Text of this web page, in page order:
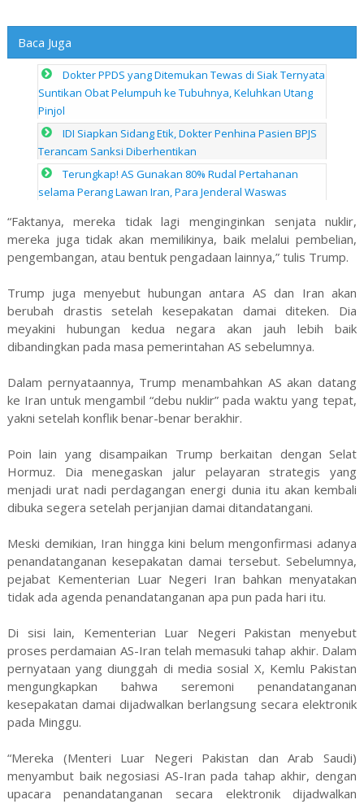
Baca Juga
Dokter PPDS yang Ditemukan Tewas di Siak Ternyata
Suntikan Obat Pelumpuh ke Tubuhnya, Keluhkan Utang
Pinjol
IDI Siapkan Sidang Etik, Dokter Penhina Pasien BPJS
Terancam Sanksi Diberhentikan
Terungkap! AS Gunakan 80% Rudal Pertahanan
selama Perang Lawan Iran, Para Jenderal Waswas
“Faktanya, mereka tidak lagi menginginkan senjata nuklir,
mereka juga tidak akan memilikinya, baik melalui pembelian,
pengembangan, atau bentuk pengadaan lainnya,” tulis Trump.
Trump juga menyebut hubungan antara AS dan Iran akan
berubah drastis setelah kesepakatan damai diteken. Dia
meyakini hubungan kedua negara akan jauh lebih baik
dibandingkan pada masa pemerintahan AS sebelumnya.
Dalam pernyataannya, Trump menambahkan AS akan datang
ke Iran untuk mengambil “debu nuklir” pada waktu yang tepat,
yakni setelah konflik benar-benar berakhir.
Poin lain yang disampaikan Trump berkaitan dengan Selat
Hormuz. Dia menegaskan jalur pelayaran strategis yang
menjadi urat nadi perdagangan energi dunia itu akan kembali
dibuka segera setelah perjanjian damai ditandatangani.
Meski demikian, Iran hingga kini belum mengonfirmasi adanya
penandatanganan kesepakatan damai tersebut. Sebelumnya,
pejabat Kementerian Luar Negeri Iran bahkan menyatakan
tidak ada agenda penandatanganan apa pun pada hari itu.
Di sisi lain, Kementerian Luar Negeri Pakistan menyebut
proses perdamaian AS-Iran telah memasuki tahap akhir. Dalam
pernyataan yang diunggah di media sosial X, Kemlu Pakistan
mengungkapkan bahwa seremoni penandatanganan
kesepakatan damai dijadwalkan berlangsung secara elektronik
pada Minggu.
“Mereka (Menteri Luar Negeri Pakistan dan Arab Saudi)
menyambut baik negosiasi AS-Iran pada tahap akhir, dengan
upacara penandatanganan secara elektronik dijadwalkan